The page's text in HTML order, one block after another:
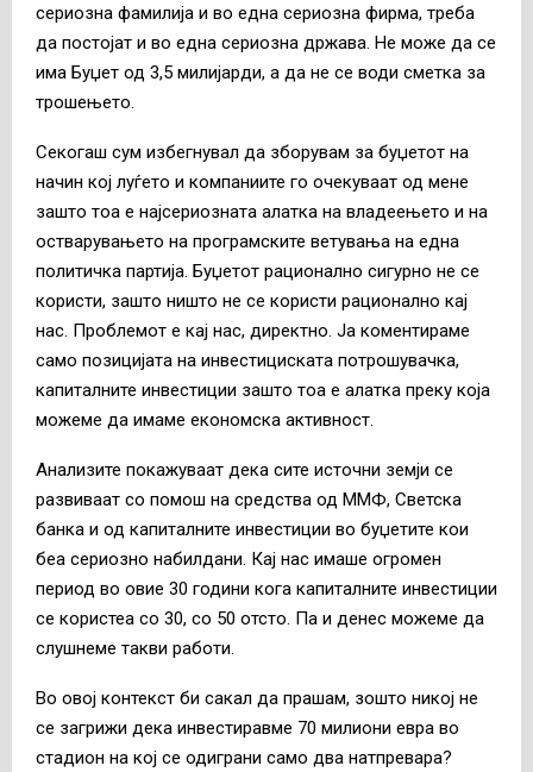
сериозна фамилија и во една сериозна фирма, треба
да постојат и во една сериозна држава. Не може да се
има Буџет од 3,5 милијарди, а да не се води сметка за
трошењето.
Секогаш сум избегнувал да зборувам за буџетот на
начин кој луѓето и компаниите го очекуваат од мене
зашто тоа е најсериозната алатка на владеењето и на
остварувањето на програмските ветувања на една
политичка партија. Буџетот рационално сигурно не се
користи, зашто ништо не се користи рационално кај
нас. Проблемот е кај нас, директно. Ја коментираме
само позицијата на инвестициската потрошувачка,
капиталните инвестиции зашто тоа е алатка преку која
можеме да имаме економска активност.
Анализите покажуваат дека сите источни земји се
развиваат со помош на средства од ММФ, Светска
банка и од капиталните инвестиции во буџетите кои
беа сериозно набилдани. Кај нас имаше огромен
период во овие 30 години кога капиталните инвестиции
се користеа со 30, со 50 отсто. Па и денес можеме да
слушнеме такви работи.
Во овој контекст би сакал да прашам, зошто никој не
се загрижи дека инвестиравме 70 милиони евра во
стадион на кој се одиграни само два натпревара?